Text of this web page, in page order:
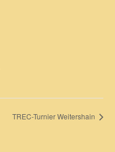
TREC-Turnier Weitershain